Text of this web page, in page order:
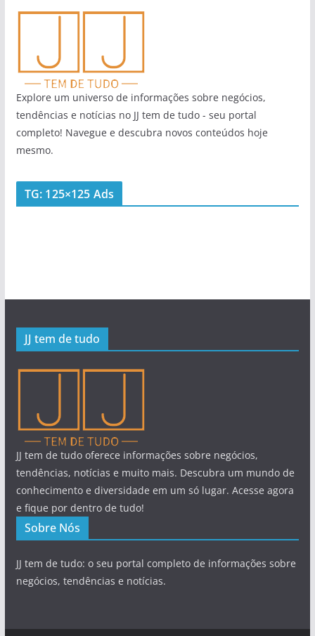
Explore um universo de informações sobre negócios,
tendências e notícias no JJ tem de tudo - seu portal
completo! Navegue e descubra novos conteúdos hoje
mesmo.
TG: 125×125 Ads
JJ tem de tudo
JJ tem de tudo oferece informações sobre negócios,
tendências, notícias e muito mais. Descubra um mundo de
conhecimento e diversidade em um só lugar. Acesse agora
e fique por dentro de tudo!
Sobre Nós
JJ tem de tudo: o seu portal completo de informações sobre
negócios, tendências e notícias.